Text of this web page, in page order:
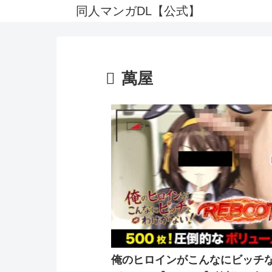
同人マンガDL【公式】
萬屋
俺のヒロインがこんなにビッチ